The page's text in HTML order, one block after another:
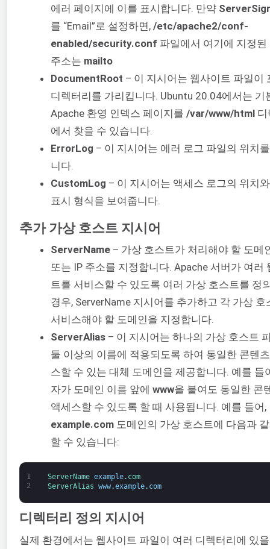
에러 페이지에 이를 표시합니다. 만약
를 “Email”로 설정하면, /etc/apache2/conf-
enabled/security.conf 파일에서 여기에 지정된
주소는 mailto
DocumentRoot – 이 지시어는 웹사이트 파일이
디렉터리를 가리킵니다. Ubuntu 20.04에서는 기
Apache 환영 인덱스 페이지를 /var/www/html
에서 찾을 수 있습니다.
ErrorLog – 이 지시어는 에러 로그 파일의 위치
니다.
CustomLog – 이 지시어는 액세스 로그의 위치
표시 형식을 보여줍니다.
추가 가상 호스트 지시어
ServerName – 가상 호스트가 처리해야 할 도메
또는 IP 주소를 지정합니다. Apache 서버가 여러
트를 서비스할 수 있도록 여러 가상 호스트를 정
경우, ServerName 지시어를 추가하고 각 가상 호
서비스해야 할 도메인을 지정합니다.
ServerAlias – 이 지시어는 하나의 가상 호스트
둘 이상의 이름에 적용되도록 하여 동일한 콘텐
스할 수 있는 대체 도메인을 제공합니다. 예를 들
자가 도메인 이름 앞에 www을 붙여도 동일한 콘
액세스할 수 있도록 할 때 사용됩니다. 예를 들어,
example.com 도메인의 가상 호스트에 다음과
할 수 있습니다:
1
2
ServerName example. com
ServerAlias www.example. com
디렉터리 정의 지시어
실제 환경에서는 웹사이트 파일이 여러 디렉터리에 있